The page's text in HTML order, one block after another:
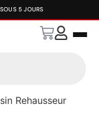
Rehausseur